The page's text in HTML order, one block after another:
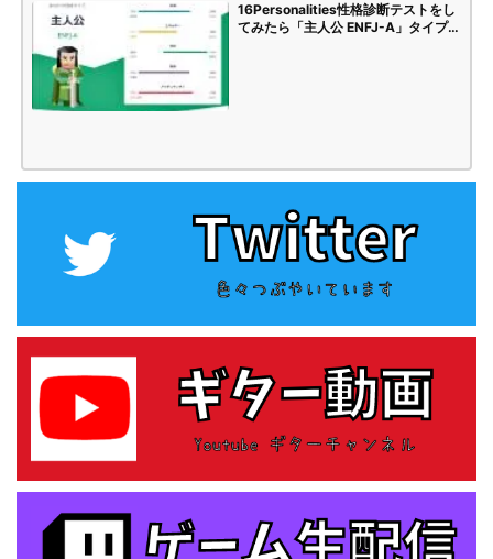
16Personalities性格診断テストをし
てみたら「主人公 ENFJ-A」タイプで